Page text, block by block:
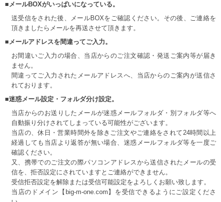
■メールBOXがいっぱいになっている。
送受信をされた後、メールBOXをご確認ください。その後、ご連絡を
頂きましたらメールを再送させて頂きます。
■メールアドレスを間違ってご入力。
お間違いご入力の場合、当店からのご注文確認・発送ご案内等が届き
ません。
間違ってご入力されたメールアドレスへ、当店からのご案内が送信さ
れております。
■迷惑メール設定・フォルダ分け設定。
当店からのお送りしたメールが迷惑メールフォルダ・別フォルダ等へ
自動振り分けされてしまっている可能性がございます。
当店の、休日・営業時間外を除きご注文やご連絡をされて24時間以上
経過しても当店より返答が無い場合、迷惑メールフォルダ等を一度ご
確認ください。
又、携帯でのご注文の際パソコンアドレスから送信されたメールの受
信を、拒否設定にされていますとご連絡ができません。
受信拒否設定を解除または受信可能設定をよろしくお願い致します。
当店のドメイン【big-m-one.com】を受信できるようにご設定くださ